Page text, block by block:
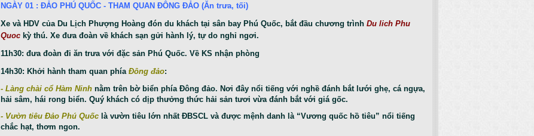
NGÀY 01 : ĐẢO PHÚ QUỐC - THAM QUAN ĐÔNG ĐẢO (Ăn trưa, tối)
Xe và HDV của Du Lịch Phượng Hoàng đón du khách tại sân bay Phú Quốc, bắt đầu chương trình Du lich Phu
Quoc kỳ thú. Xe đưa đoàn về khách sạn gửi hành lý, tự do nghỉ ngơi.
11h30: đưa đoàn đi ăn trưa với đặc sản Phú Quốc. Về KS nhận phòng
14h30: Khởi hành tham quan phía Đông đảo:
- Làng chài cổ Hàm Ninh nằm trên bờ biển phía Ðông đảo. Nơi đây nổi tiếng với nghề đánh bắt lưới ghẹ, cá ngựa,
hải sâm, hái rong biển. Quý khách có dịp thưởng thức hải sản tươi vừa đánh bắt với giá gốc.
- Vườn tiêu Đảo Phú Quốc là vườn tiêu lớn nhất ĐBSCL và được mệnh danh là “Vương quốc hồ tiêu” nổi tiếng
chắc hạt, thơm ngon.